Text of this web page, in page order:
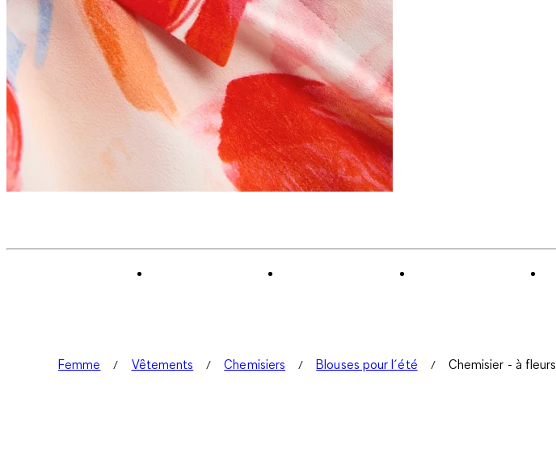
Femme Vêtements Chemisiers Blouses pour l´été Chemisier - à fleurs